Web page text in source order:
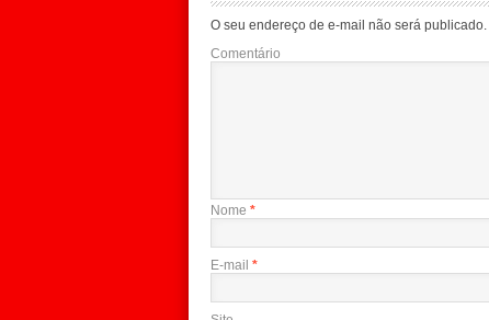
O seu endereço de e-mail não será publicado.
Comentário
Nome *
E-mail *